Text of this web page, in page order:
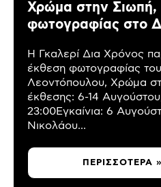
Χρώμα στην Σιωπή,
φωτογραφίας στο
Η Γκαλερί Δια Χρόνος
έκθεση φωτογραφίας
Λεοντόπουλου, Χρώμα
έκθεσης: 6-14
23:00Εγκαίνια: 6
Νικολάου...
ΠΕΡΙΣΣΌΤΕΡΑ »